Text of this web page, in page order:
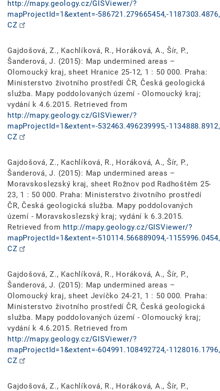
http://mapy.geology.cz/GISViewer/?
mapProjectId=1&extent=-586721.279665454,-
CZ
Gajdošová, Z., Kachlíková, R., Horáková, A., Šír, P.,
Šanderová, J. (2015): Map undermined areas –
Olomoucký kraj, sheet Hranice 25-12, 1 : 50 000. Praha:
Ministerstvo životního prostředí ČR, Česká geologická
služba. Mapy poddolovaných území - Olomoucký kraj;
vydání k 4.6.2015. Retrieved from
http://mapy.geology.cz/GISViewer/?
mapProjectId=1&extent=-532463.496239995,-
CZ
Gajdošová, Z., Kachlíková, R., Horáková, A., Šír, P.,
Šanderová, J. (2015): Map undermined areas –
Moravskoslezský kraj, sheet Rožnov pod Radhoštěm 25-
23, 1 : 50 000. Praha: Ministerstvo životního prostředí
ČR, Česká geologická služba. Mapy poddolovaných
území - Moravskoslezský kraj; vydání k 6.3.2015.
Retrieved from http://mapy.geology.cz/GISViewer/?
mapProjectId=1&extent=-510114.566889094,-
CZ
Gajdošová, Z., Kachlíková, R., Horáková, A., Šír, P.,
Šanderová, J. (2015): Map undermined areas –
Olomoucký kraj, sheet Jevíčko 24-21, 1 : 50 000. Praha:
Ministerstvo životního prostředí ČR, Česká geologická
služba. Mapy poddolovaných území - Olomoucký kraj;
vydání k 4.6.2015. Retrieved from
http://mapy.geology.cz/GISViewer/?
mapProjectId=1&extent=-604991.108492724,-
CZ
Gajdošová, Z., Kachlíková, R., Horáková, A., Šír, P.,